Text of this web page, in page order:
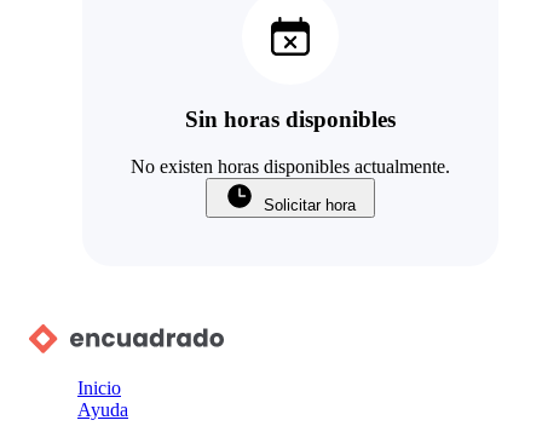
Sin horas disponibles
No existen horas disponibles actualmente.
Solicitar hora
Inicio
Ayuda